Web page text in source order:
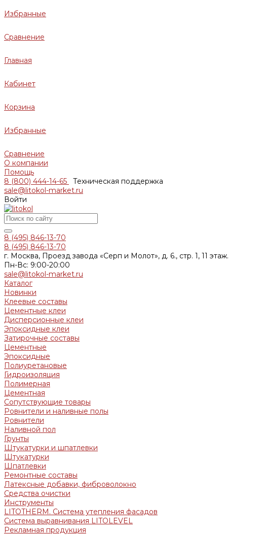
Избранные
Сравнение
Главная
Кабинет
Корзина
Избранные
Сравнение
О компании
Помощь
8 (800) 444-14-65
Техническая поддержка
sale@litokol-market.ru
Войти
8 (495) 846-13-70
8 (495) 846-13-70
г. Москва, Проезд завода «Серп и Молот», д. 6., стр. 1, 11 этаж.
Пн-Вс: 9:00-20:00
sale@litokol-market.ru
Каталог
Новинки
Клеевые составы
Цементные клеи
Дисперсионные клеи
Эпоксидные клеи
Затирочные составы
Цементные
Эпоксидные
Полиуретановые
Гидроизоляция
Полимерная
Цементная
Сопутствующие товары
Ровнители и наливные полы
Ровнители
Наливной пол
Грунты
Штукатурки и шпатлевки
Штукатурки
Шпатлевки
Ремонтные составы
Латексные добавки, фиброволокно
Средства очистки
Инструменты
LITOTHERM. Система утепления фасадов
Система выравнивания LITOLEVEL
Рекламная продукция